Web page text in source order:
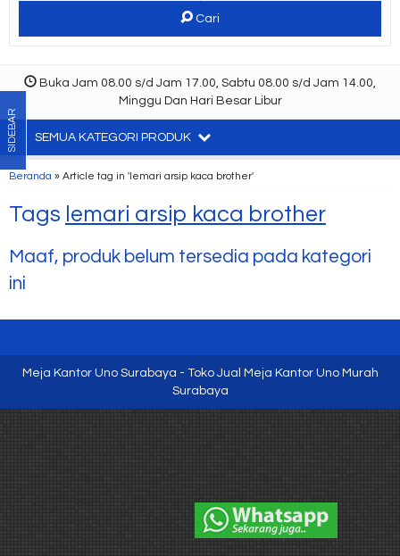
Cari
Buka Jam 08.00 s/d Jam 17.00, Sabtu 08.00 s/d Jam 14.00,
Minggu Dan Hari Besar Libur
SEMUA KATEGORI PRODUK
Beranda » Article tag in 'lemari arsip kaca brother'
Tags lemari arsip kaca brother
Maaf, produk belum tersedia pada kategori
ini
SIDEBAR
Meja Kantor Uno Surabaya - Toko Jual Meja Kantor Uno Murah
Surabaya